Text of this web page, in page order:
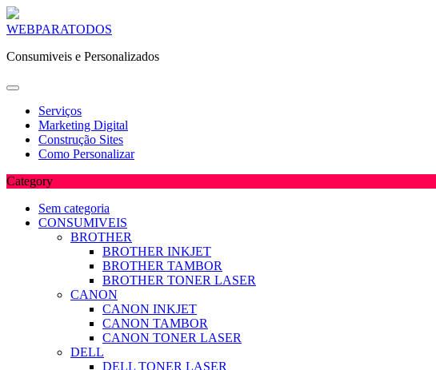
Skip
content
WEBPARATODOS
Consumiveis e Personalizados
Serviços
Marketing Digital
Construção Sites
Como Personalizar
Category
Sem categoria
CONSUMIVEIS
BROTHER
BROTHER INKJET
BROTHER TAMBOR
BROTHER TONER LASER
CANON
CANON INKJET
CANON TAMBOR
CANON TONER LASER
DELL
DELL TONER LASER